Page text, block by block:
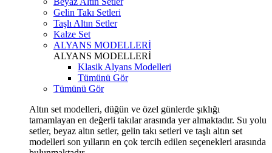
Gelin Takı Setleri
Taşlı Altın Setler
Kalze Set
ALYANS MODELLERİ
ALYANS MODELLERİ
Klasik Alyans Modelleri
Tümünü Gör
Tümünü Gör
Altın set modelleri, düğün ve özel günlerde şıklığı
tamamlayan en değerli takılar arasında yer almaktadır. Su yolu
setler, beyaz altın setler, gelin takı setleri ve taşlı altın set
modelleri son yılların en çok tercih edilen seçenekleri arasında